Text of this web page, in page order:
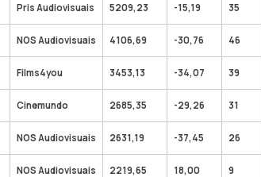
Pris Audiovisuais 5209,23 -15,19 35
NOS Audiovisuais 4106,69 -30,76 46
Films4you 3453,13 -34,07 39
Cinemundo 2685,35 -29,26 31
NOS Audiovisuais 2631,19 -37,45 26
NOS Audiovisuais 2219,65 18,00 9